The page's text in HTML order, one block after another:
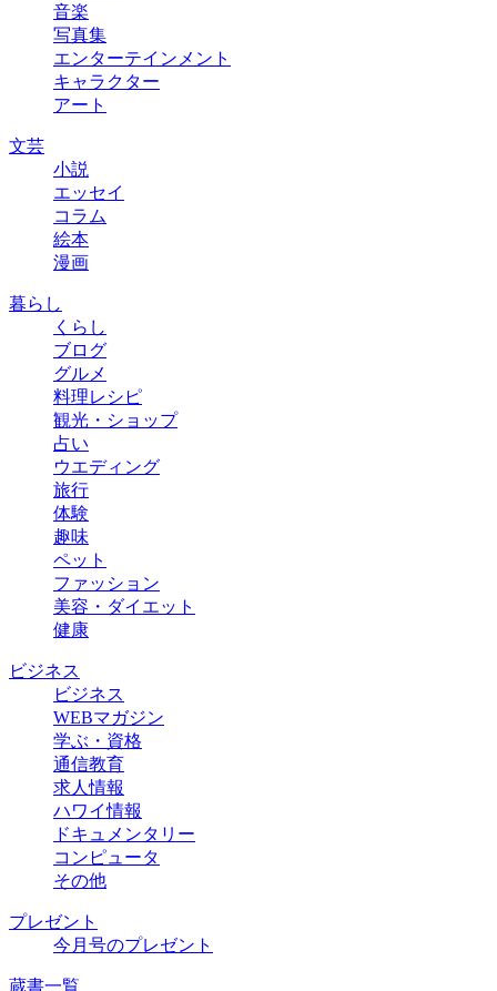
音楽
写真集
エンターテインメント
キャラクター
アート
文芸
小説
エッセイ
コラム
絵本
漫画
暮らし
くらし
ブログ
グルメ
料理レシピ
観光・ショップ
占い
ウエディング
旅行
体験
趣味
ペット
ファッション
美容・ダイエット
健康
ビジネス
ビジネス
WEBマガジン
学ぶ・資格
通信教育
求人情報
ハワイ情報
ドキュメンタリー
コンピュータ
その他
プレゼント
今月号のプレゼント
蔵書一覧